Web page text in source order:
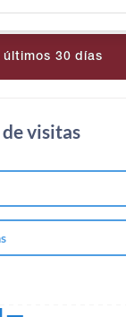
últimos 30 días